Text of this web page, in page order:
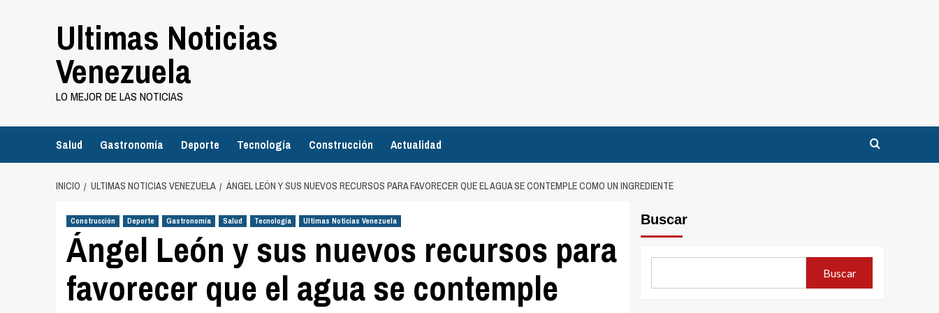
Ultimas Noticias
Venezuela
LO MEJOR DE LAS NOTICIAS
Salud Gastronomía Deporte Tecnología Construcción Actualidad
INICIO ULTIMAS NOTICIAS VENEZUELA ÁNGEL LEÓN Y SUS NUEVOS RECURSOS PARA FAVORECER QUE EL AGUA SE CONTEMPLE COMO UN INGREDIENTE
Construcción Deporte Gastronomía Salud Tecnología Ultimas Noticias Venezuela
Ángel León y sus nuevos recursos para
favorecer que el agua se contemple
Buscar
Buscar